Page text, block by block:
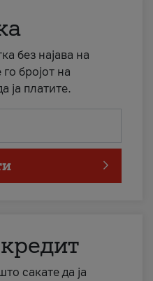
без најава на
бројот на
ја платите.
сакате да ја